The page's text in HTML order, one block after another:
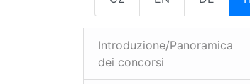
Introduzione/Panoramica
dei concorsi